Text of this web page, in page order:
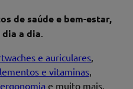
de saúde e bem-estar,
dia a dia.
e auriculares,
e vitaminas,
e muito mais.